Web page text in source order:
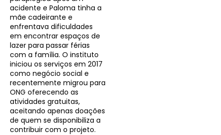
acidente e Paloma tinha a
mãe cadeirante e
enfrentava dificuldades
em encontrar espaços de
lazer para passar férias
com a família. O instituto
iniciou os serviços em 2017
como negócio social e
recentemente migrou para
ONG oferecendo as
atividades gratuitas,
aceitando apenas doações
de quem se disponibiliza a
contribuir com o projeto.